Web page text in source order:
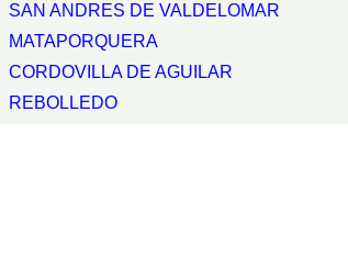
SAN ANDRES DE VALDELOMAR
MATAPORQUERA
CORDOVILLA DE AGUILAR
REBOLLEDO